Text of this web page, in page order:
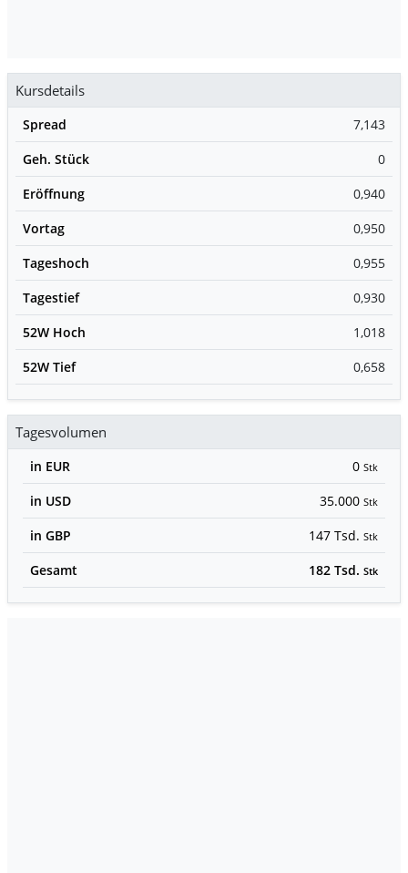
Kursdetails
Spread
7,143
Geh. Stück
0
Eröffnung
0,940
Vortag
0,950
Tageshoch
0,955
Tagestief
0,930
52W Hoch
1,018
52W Tief
0,658
Tagesvolumen
in EUR 0 Stk
in USD 35.000 Stk
in GBP 147 Tsd. Stk
Gesamt 182 Tsd. Stk